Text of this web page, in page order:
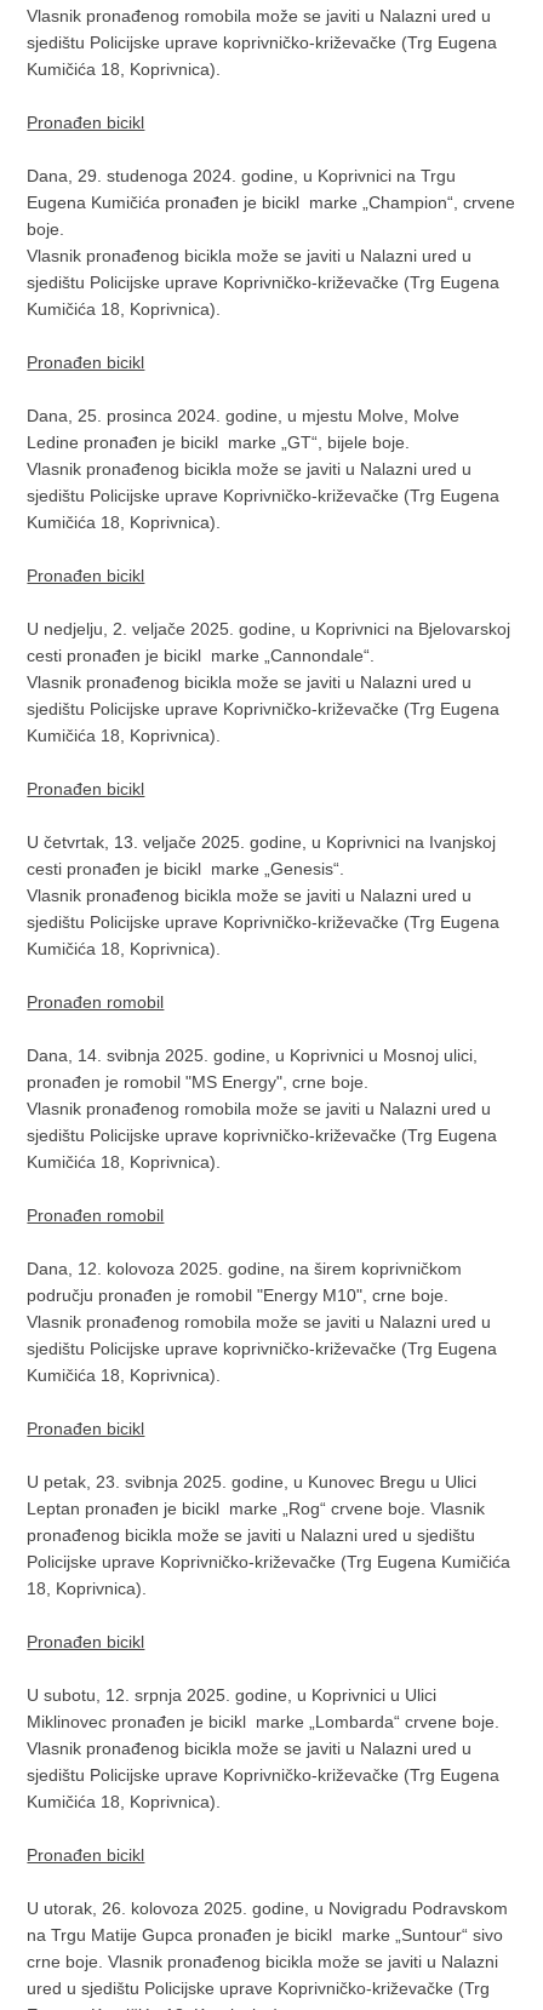
Vlasnik pronađenog romobila može se javiti u Nalazni ured u
sjedištu Policijske uprave koprivničko-križevačke (Trg Eugena
Kumičića 18, Koprivnica).
Pronađen bicikl
Dana, 29. studenoga 2024. godine, u Koprivnici na Trgu
Eugena Kumičića pronađen je bicikl marke „Champion“, crvene
boje.
Vlasnik pronađenog bicikla može se javiti u Nalazni ured u
sjedištu Policijske uprave Koprivničko-križevačke (Trg Eugena
Kumičića 18, Koprivnica).
Pronađen bicikl
Dana, 25. prosinca 2024. godine, u mjestu Molve, Molve
Ledine pronađen je bicikl marke „GT“, bijele boje.
Vlasnik pronađenog bicikla može se javiti u Nalazni ured u
sjedištu Policijske uprave Koprivničko-križevačke (Trg Eugena
Kumičića 18, Koprivnica).
Pronađen bicikl
U nedjelju, 2. veljače 2025. godine, u Koprivnici na Bjelovarskoj
cesti pronađen je bicikl marke „Cannondale“.
Vlasnik pronađenog bicikla može se javiti u Nalazni ured u
sjedištu Policijske uprave Koprivničko-križevačke (Trg Eugena
Kumičića 18, Koprivnica).
Pronađen bicikl
U četvrtak, 13. veljače 2025. godine, u Koprivnici na Ivanjskoj
cesti pronađen je bicikl marke „Genesis“.
Vlasnik pronađenog bicikla može se javiti u Nalazni ured u
sjedištu Policijske uprave Koprivničko-križevačke (Trg Eugena
Kumičića 18, Koprivnica).
Pronađen romobil
Dana, 14. svibnja 2025. godine, u Koprivnici u Mosnoj ulici,
pronađen je romobil "MS Energy", crne boje.
Vlasnik pronađenog romobila može se javiti u Nalazni ured u
sjedištu Policijske uprave koprivničko-križevačke (Trg Eugena
Kumičića 18, Koprivnica).
Pronađen romobil
Dana, 12. kolovoza 2025. godine, na širem koprivničkom
području pronađen je romobil "Energy M10", crne boje.
Vlasnik pronađenog romobila može se javiti u Nalazni ured u
sjedištu Policijske uprave koprivničko-križevačke (Trg Eugena
Kumičića 18, Koprivnica).
Pronađen bicikl
U petak, 23. svibnja 2025. godine, u Kunovec Bregu u Ulici
Leptan pronađen je bicikl marke „Rog“ crvene boje. Vlasnik
pronađenog bicikla može se javiti u Nalazni ured u sjedištu
Policijske uprave Koprivničko-križevačke (Trg Eugena Kumičića
18, Koprivnica).
Pronađen bicikl
U subotu, 12. srpnja 2025. godine, u Koprivnici u Ulici
Miklinovec pronađen je bicikl marke „Lombarda“ crvene boje.
Vlasnik pronađenog bicikla može se javiti u Nalazni ured u
sjedištu Policijske uprave Koprivničko-križevačke (Trg Eugena
Kumičića 18, Koprivnica).
Pronađen bicikl
U utorak, 26. kolovoza 2025. godine, u Novigradu Podravskom
na Trgu Matije Gupca pronađen je bicikl marke „Suntour“ sivo
crne boje. Vlasnik pronađenog bicikla može se javiti u Nalazni
ured u sjedištu Policijske uprave Koprivničko-križevačke (Trg